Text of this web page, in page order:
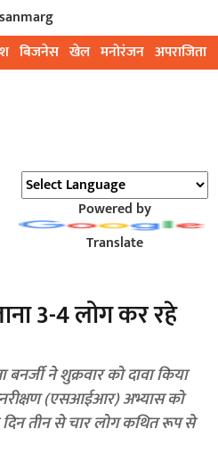
बिजनेस खेल मनोरंजन अपराजिता
Powered by
Translate
3-4 लोग कर रहे
बनर्जी ने शुक्रवार को दावा किया
(एसआईआर) अभ्यास को
तीन से चार लोग कथित रूप से